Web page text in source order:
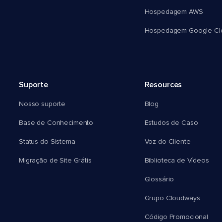
Hospedagem AWS
Hospedagem Google
Suporte
Nosso suporte
Base de Conhecimento
Status do Sistema
Migração de Site Grátis
Resources
Blog
Estudos de Caso
Voz do Cliente
Biblioteca de Vídeos
Glossário
Grupo Cloudways
Código Promocional